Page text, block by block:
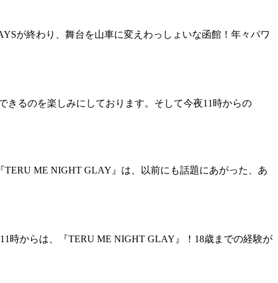
が終わり、舞台を山車に変えわっしょいな函館！年々パワ
るのを楽しみにしております。そして今夜11時からの
ME NIGHT GLAY』は、以前にも話題にあがった、あ
時からは、『TERU ME NIGHT GLAY』！18歳までの経験が